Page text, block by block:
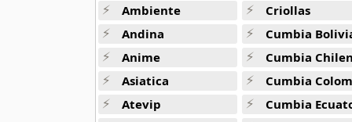
B1A4
21 músicas online
B2st
56 músicas online
BABYMONSTER
Ambiente
Andina
Anime
Asiatica
Atevip
Criollas
Cumbia
Cumbia
Cumbia
Cumbia